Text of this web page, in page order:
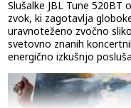
Slušalke JBL Tune 520BT
zvok, ki zagotavlja
uravnoteženo zvočno
svetovno znanih
energično izkušnjo